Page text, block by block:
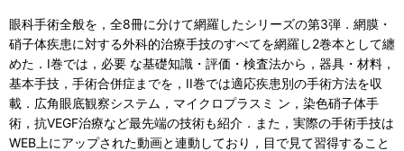
眼科手術全般を，全8冊に分けて網羅したシリーズの第3弾．網膜・
硝子体疾患に対する外科的治療手技のすべてを網羅し2巻本として纏
めた．I巻では，必要 な基礎知識・評価・検査法から，器具・材料，
基本手技，手術合併症までを，II巻では適応疾患別の手術方法を収
載．広角眼底観察システム，マイクロプラスミ ン，染色硝子体手
術，抗VEGF治療など最先端の技術も紹介．また，実際の手術手技は
WEB上にアップされた動画と連動しており，目で見て習得すること